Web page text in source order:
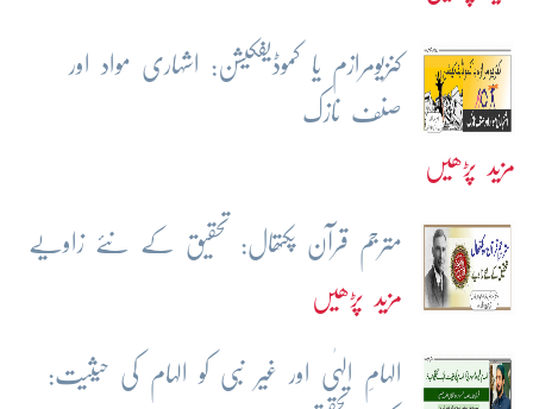
کنزیومرازم یا کموڈیفکیشن: اشہاری مواد اور
صنف نازک
مزید پڑھیں
مترجم قرآن پکتھال: تحقیق کے نئے زاویے
مزید پڑھیں
الہامِ الہٰی اور غیر نبی کو الہام کی حیثیت: